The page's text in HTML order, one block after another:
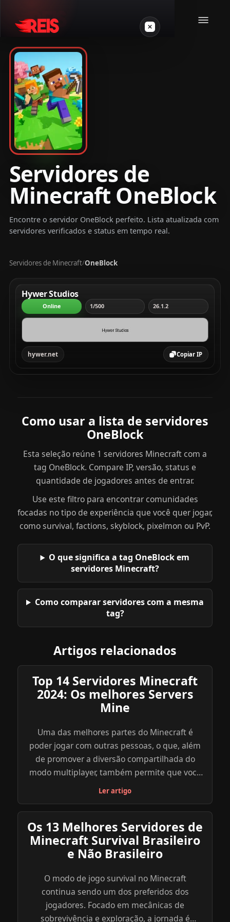
Minecraft
Outros jogos
VPS Gamer
Login
Crie seu servidor
Servidores de
Minecraft OneBlock
Encontre o servidor OneBlock perfeito. Lista atualizada com
servidores verificados e status em tempo real.
Servidores de Minecraft/OneBlock
Tabela com servidores Minecraft, mostrando rank,
hywer.net Copiar IP
Hywer Studios
Online 1/500 26.1.2
Como usar a lista de servidores
OneBlock
Esta seleção reúne 1 servidores Minecraft com a
tag OneBlock. Compare IP, versão, status e
quantidade de jogadores antes de entrar.
Use este filtro para encontrar comunidades
focadas no tipo de experiência que você quer jogar,
como survival, factions, skyblock, pixelmon ou PvP.
O que significa a tag OneBlock em
servidores Minecraft?
Como comparar servidores com a mesma
tag?
Artigos relacionados
Top 14 Servidores Minecraft
2024: Os melhores Servers
Mine
Uma das melhores partes do Minecraft é
poder jogar com outras pessoas, o que, além
de promover a diversão compartilhada do
modo multiplayer, também permite que você
explore uma diversidade de outros objetivos,
dos servidores criados por outros jogadores.
Abaixo, reunimos uma lista com os melhores
servidores de Minecraft para você se divertir e
explorar. Navegue com calma, atente para as
que parece mais ideal para você e seus
amigos. Para saber mais sobre o servidor que
você escolher, clique no link indicado do site
oficial do server ou explore você mesmo
Ler artigo
Os 13 Melhores Servidores de
Minecraft Survival Brasileiro
e Não Brasileiro
O modo de jogo survival no Minecraft
continua sendo um dos preferidos dos
jogadores. Focado em mecânicas de
sobrevivência e exploração, a jornada é